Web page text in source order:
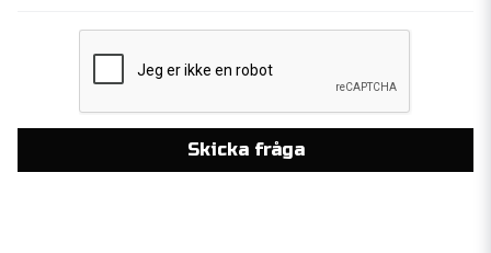
Skicka fråga